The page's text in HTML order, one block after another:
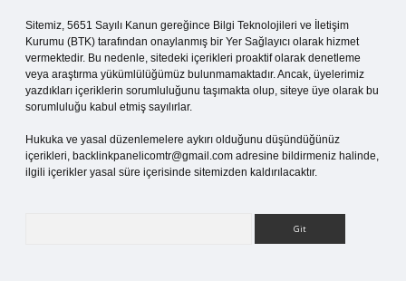
Sitemiz, 5651 Sayılı Kanun gereğince Bilgi Teknolojileri ve İletişim
Kurumu (BTK) tarafından onaylanmış bir Yer Sağlayıcı olarak hizmet
vermektedir. Bu nedenle, sitedeki içerikleri proaktif olarak denetleme
veya araştırma yükümlülüğümüz bulunmamaktadır. Ancak, üyelerimiz
yazdıkları içeriklerin sorumluluğunu taşımakta olup, siteye üye olarak bu
sorumluluğu kabul etmiş sayılırlar.
Hukuka ve yasal düzenlemelere aykırı olduğunu düşündüğünüz
içerikleri, backlinkpanelicomtr@gmail.com adresine bildirmeniz halinde,
ilgili içerikler yasal süre içerisinde sitemizden kaldırılacaktır.